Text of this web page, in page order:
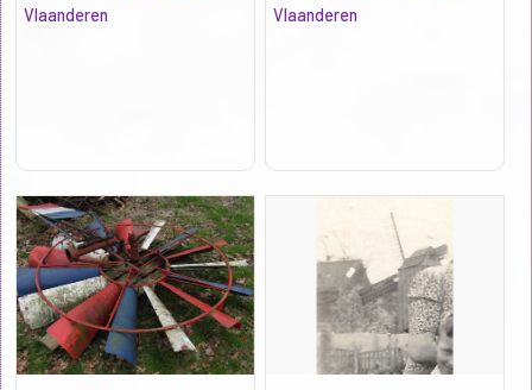
Vlaanderen
Vlaanderen